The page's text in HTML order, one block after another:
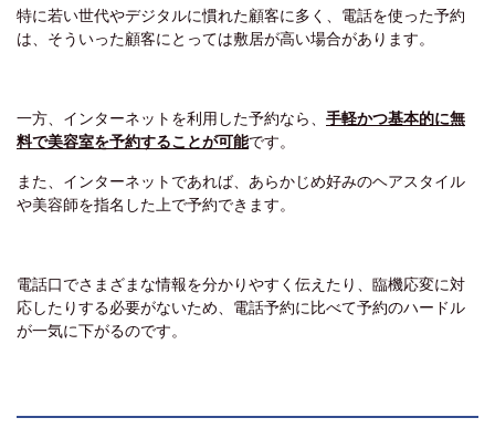
特に若い世代やデジタルに慣れた顧客に多く、電話を使った予約
は、そういった顧客にとっては敷居が高い場合があります。
一方、インターネットを利用した予約なら、 手軽かつ基本的に無
料で美容室を予約することが可能です。
また、インターネットであれば、あらかじめ好みのヘアスタイル
や美容師を指名した上で予約できます。
電話口でさまざまな情報を分かりやすく伝えたり、臨機応変に対
応したりする必要がないため、電話予約に比べて予約のハードル
が一気に下がるのです。